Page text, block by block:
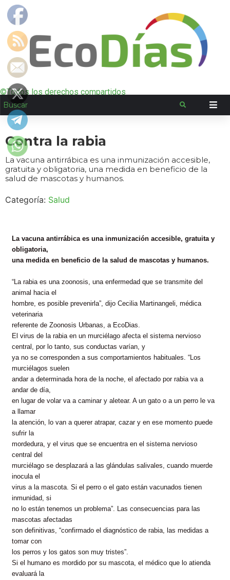
©Todos los derechos compartidos
Contra la rabia
La vacuna antirrábica es una inmunización accesible,
gratuita y obligatoria, una medida en beneficio de la
salud de mascotas y humanos.
Categoría: Salud
La vacuna antirrábica es una inmunización accesible, gratuita y
obligatoria,
una medida en beneficio de la salud de mascotas y humanos.
“La rabia es una zoonosis, una enfermedad que se transmite del
animal hacia el
hombre, es posible prevenirla”, dijo Cecilia Martinangeli, médica
veterinaria
referente de Zoonosis Urbanas, a EcoDias.
El virus de la rabia en un murciélago afecta el sistema nervioso
central, por lo tanto, sus conductas varían, y
ya no se corresponden a sus comportamientos habituales. “Los
murciélagos suelen
andar a determinada hora de la noche, el afectado por rabia va a
andar de día,
en lugar de volar va a caminar y aletear. A un gato o a un perro le va
a llamar
la atención, lo van a querer atrapar, cazar y en ese momento puede
sufrir la
mordedura, y el virus que se encuentra en el sistema nervioso
central del
murciélago se desplazará a las glándulas salivales, cuando muerde
inocula el
virus a la mascota. Si el perro o el gato están vacunados tienen
inmunidad, si
no lo están tenemos un problema”. Las consecuencias para las
mascotas afectadas
son definitivas, “confirmado el diagnóstico de rabia, las medidas a
tomar con
los perros y los gatos son muy tristes”.
Si el humano es mordido por su mascota, el médico que lo atienda
evaluará la